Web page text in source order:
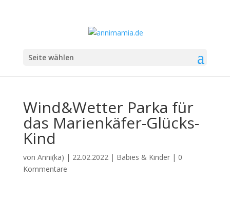
Seite wählen
Wind&Wetter Parka für
das Marienkäfer-Glücks-
Kind
von Anni(ka) | 22.02.2022| Babies & Kinder| 0
Kommentare